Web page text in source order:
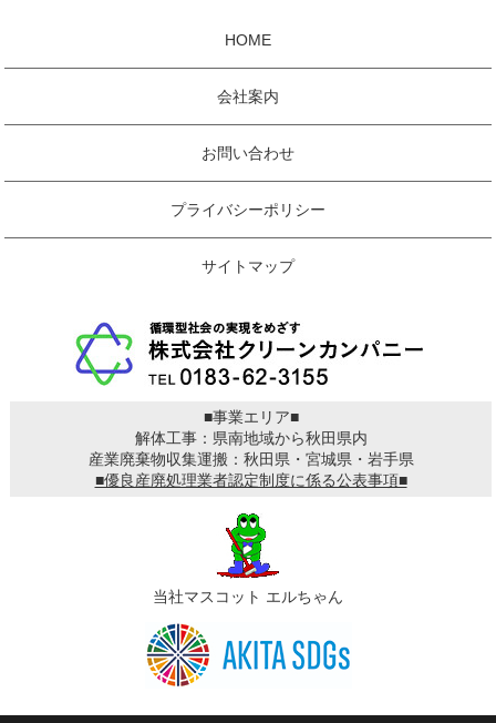
HOME
会社案内
お問い合わせ
プライバシーポリシー
サイトマップ
■事業エリア■
解体工事：県南地域から秋田県内
産業廃棄物収集運搬：秋田県・宮城県・岩手県
■優良産廃処理業者認定制度に係る公表事項■
当社マスコット エルちゃん